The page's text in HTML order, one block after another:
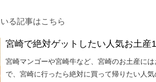
る記事はこちら
宮崎で絶対ゲットしたい人気お土産
宮崎マンゴーや宮崎牛など、宮崎のお土産に
で、宮崎に行ったら絶対に買って帰りたい人